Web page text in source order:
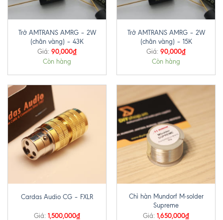
Trở AMTRANS AMRG – 2W
(chân vàng) – 43K
Giá: 90,000₫
Còn hàng
Trở AMTRANS AMRG – 2W
(chân vàng) – 15K
Giá: 90,000₫
Còn hàng
Cardas Audio CG – FXLR
Giá: 1,500,000₫
Chì hàn Mundorf M-solder
Supreme
Giá: 1,650,000₫